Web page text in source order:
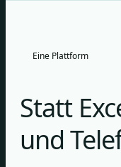
Eine Plattform
Statt
und